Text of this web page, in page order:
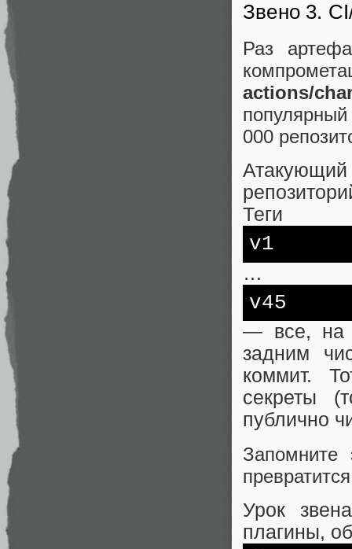
Звено 3.
Раз
actions/
000
Теги
v1
…
v45
— все, на
задним
коммит.
секреты
публично
Урок
плагины,